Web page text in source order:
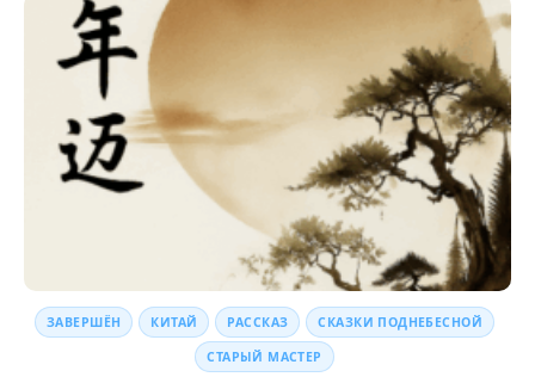
ЗАВЕРШЁН КИТАЙ РАССКАЗ СКАЗКИ ПОДНЕБЕСНОЙ
СТАРЫЙ МАСТЕР